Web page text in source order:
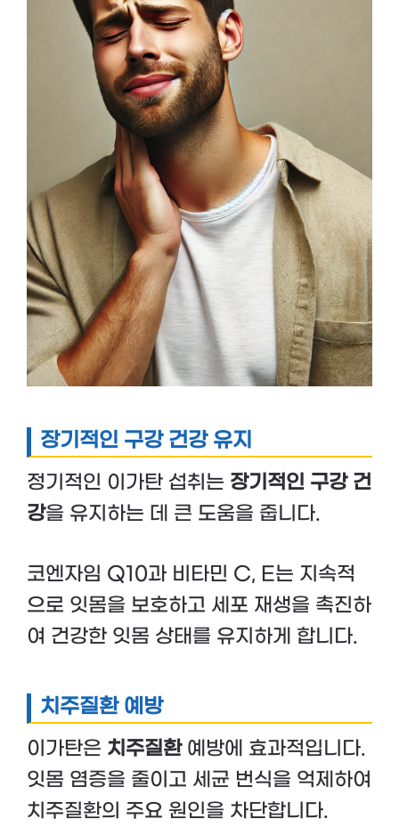
장기적인 구강 건강 유지
정기적인 이가탄 섭취는 장기적인 구강 건
강을 유지하는 데 큰 도움을 줍니다.
코엔자임 Q10과 비타민 C, E는 지속적
으로 잇몸을 보호하고 세포 재생을 촉진하
여 건강한 잇몸 상태를 유지하게 합니다.
치주질환 예방
이가탄은 치주질환예방에 효과적입니다.
잇몸 염증을 줄이고 세균 번식을 억제하여
치주질환의 주요 원인을 차단합니다.